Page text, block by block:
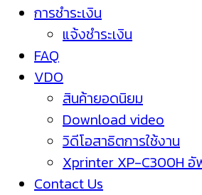
การชำระเงิน
แจ้งชำระเงิน
FAQ
VDO
สินค้ายอดนิยม
Download video
วิดีโอสาธิตการใช้งาน
Xprinter XP-C300H อั
Contact Us